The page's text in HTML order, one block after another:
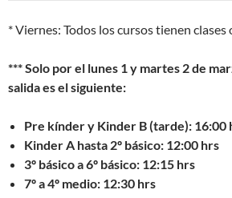
* Viernes: Todos los cursos tienen clases
*** Solo por el lunes 1 y martes 2 de
salida es el siguiente:
Pre kínder y Kinder B (tarde): 16:00
Kinder A hasta 2º básico: 12:00 hrs
3º básico a 6º básico: 12:15 hrs
7º a 4º medio: 12:30 hrs